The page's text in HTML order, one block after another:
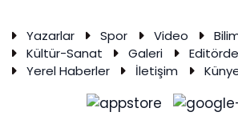
Yazarlar Spor Video
Kültür-Sanat
Galeri
Yerel Haberler
İletişim